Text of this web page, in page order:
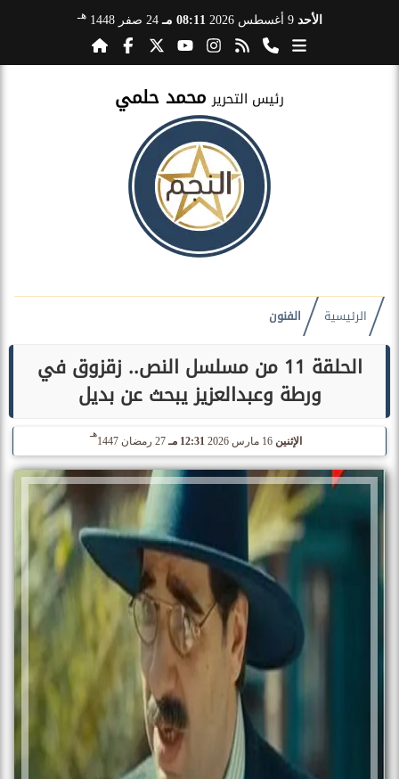
الأحد 9 أغسطس 2026 08:11 مـ 24 صفر 1448 هـ
رئيس التحرير محمد حلمي
الرئيسية الفنون
الحلقة 11 من مسلسل النص.. زقزوق في
ورطة وعبدالعزيز يبحث عن بديل
الإثنين 12:31 مـ 27 رمضان 1447
هـ